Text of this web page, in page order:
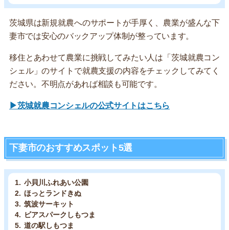
茨城県は新規就農へのサポートが手厚く、農業が盛んな下
妻市では安心のバックアップ体制が整っています。
移住とあわせて農業に挑戦してみたい人は「茨城就農コン
シェル」のサイトで就農支援の内容をチェックしてみてく
ださい。不明点があれば相談も可能です。
▶茨城就農コンシェルの公式サイトはこちら
下妻市のおすすめスポット5選
小貝川ふれあい公園
ほっとランドきぬ
筑波サーキット
ビアスパークしもつま
道の駅しもつま